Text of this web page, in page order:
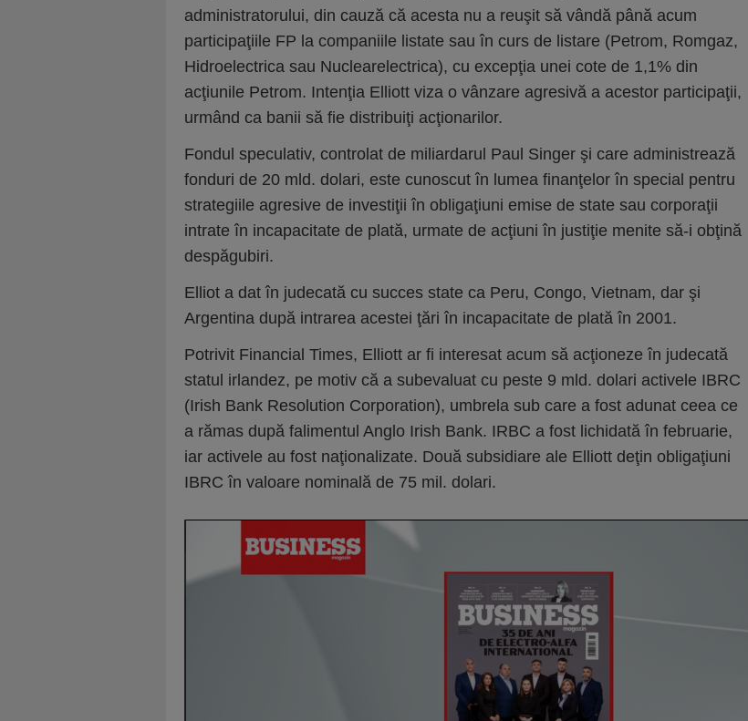
administratorului, din cauză că acesta nu a reuşit să vândă până acum
participaţiile FP la companiile listate sau în curs de listare (Petrom, Romgaz,
Hidroelectrica sau Nuclearelectrica), cu excepţia unei cote de 1,1% din
acţiunile Petrom. Intenţia Elliott viza o vânzare agresivă a acestor participaţii,
urmând ca banii să fie distribuiţi acţionarilor.
Fondul speculativ, controlat de miliardarul Paul Singer şi care administrează
fonduri de 20 mld. dolari, este cunoscut în lumea finanţelor în special pentru
strategiile agresive de investiţii în obligaţiuni emise de state sau corporaţii
intrate în incapacitate de plată, urmate de acţiuni în justiţie menite să-i obţină
despăgubiri.
Elliot a dat în judecată cu succes state ca Peru, Congo, Vietnam, dar şi
Argentina după intrarea acestei ţări în incapacitate de plată în 2001.
Potrivit Financial Times, Elliott ar fi interesat acum să acţioneze în judecată
statul irlandez, pe motiv că a subevaluat cu peste 9 mld. dolari activele IBRC
(Irish Bank Resolution Corporation), umbrela sub care a fost adunat ceea ce
a rămas după falimentul Anglo Irish Bank. IRBC a fost lichidată în februarie,
iar activele au fost naţionalizate. Două subsidiare ale Elliott deţin obligaţiuni
IBRC în valoare nominală de 75 mil. dolari.